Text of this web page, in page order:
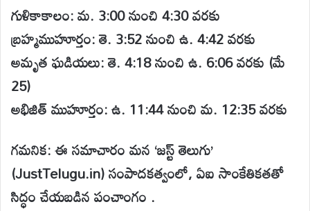
గుళికాకాలం: మ. 3:00 నుంచి 4:30 వరకు
బ్రహ్మముహూర్తం: తె. 3:52 నుంచి ఉ. 4:42 వరకు
అమృత ఘడియలు: తె. 4:18 నుంచి ఉ. 6:06 వరకు (మే
25)
అభిజిత్ ముహూర్తం: ఉ. 11:44 నుంచి మ. 12:35 వరకు
గమనిక: ఈ సమాచారం మన ‘జస్ట్ తెలుగు’
(JustTelugu.in) సంపాదకత్వంలో, ఏఐ సాంకేతికతతో
సిద్ధం చేయబడిన పంచాంగం .